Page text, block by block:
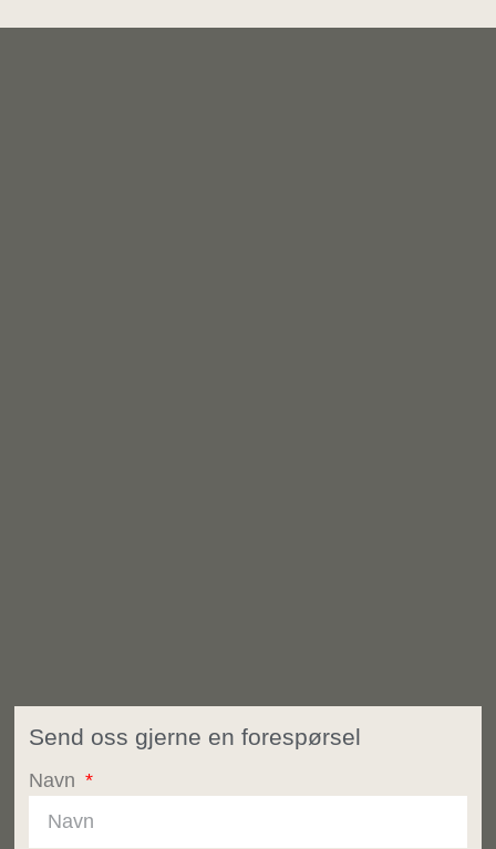
Send oss gjerne en forespørsel
Navn